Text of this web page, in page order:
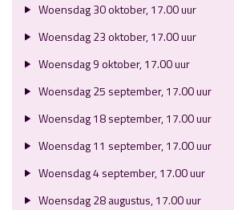
Woensdag 30 oktober, 17.00 uur
Woensdag 23 oktober, 17.00 uur
Woensdag 9 oktober, 17.00 uur
Woensdag 25 september, 17.00 uur
Woensdag 18 september, 17.00 uur
Woensdag 11 september, 17.00 uur
Woensdag 4 september, 17.00 uur
Woensdag 28 augustus, 17.00 uur